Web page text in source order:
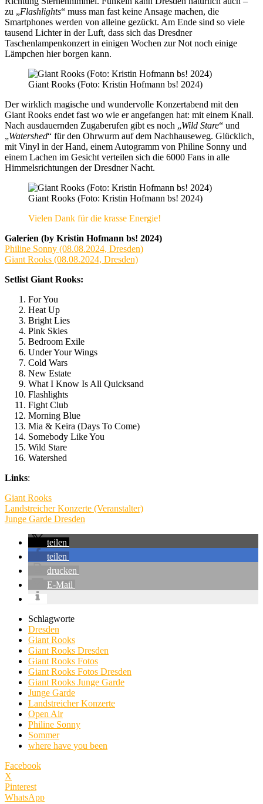
zu „Flashlights“ muss man fast keine Ansage machen, die
Smartphones werden von alleine gezückt. Am Ende sind so viele
tausend Lichter in der Luft, dass sich das Dresdner
Taschenlampenkonzert in einigen Wochen zur Not noch einige
Lämpchen hier borgen kann.
Giant Rooks (Foto: Kristin Hofmann bs! 2024)
Der wirklich magische und wundervolle Konzertabend mit den
Giant Rooks endet fast wo wie er angefangen hat: mit einem Knall.
Nach ausdauernden Zugaberufen gibt es noch „Wild Stare“ und
„Watershed“ für den Ohrwurm auf dem Nachhauseweg. Glücklich,
mit Vinyl in der Hand, einem Autogramm von Philine Sonny und
einem Lachen im Gesicht verteilen sich die 6000 Fans in alle
Himmelsrichtungen der Dresdner Nacht.
Giant Rooks (Foto: Kristin Hofmann bs! 2024)
Vielen Dank für die krasse Energie!
Galerien (by Kristin Hofmann bs! 2024)
Philine Sonny (08.08.2024, Dresden)
Giant Rooks (08.08.2024, Dresden)
Setlist Giant Rooks:
For You
Heat Up
Bright Lies
Pink Skies
Bedroom Exile
Under Your Wings
Cold Wars
New Estate
What I Know Is All Quicksand
Flashlights
Fight Club
Morning Blue
Mia & Keira (Days To Come)
Somebody Like You
Wild Stare
Watershed
Links:
Giant Rooks
Landstreicher Konzerte (Veranstalter)
Junge Garde Dresden
teilen
teilen
drucken
E-Mail
Schlagworte
Dresden
Giant Rooks
Giant Rooks Dresden
Giant Rooks Fotos
Giant Rooks Fotos Dresden
Giant Rooks Junge Garde
Junge Garde
Landstreicher Konzerte
Open Air
Philine Sonny
Sommer
where have you been
Facebook
X
Pinterest
WhatsApp